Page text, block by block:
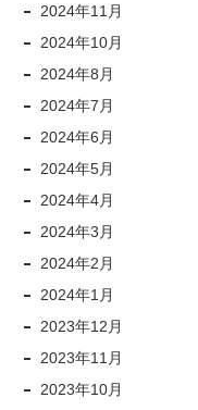
2024年11月
2024年10月
2024年8月
2024年7月
2024年6月
2024年5月
2024年4月
2024年3月
2024年2月
2024年1月
2023年12月
2023年11月
2023年10月